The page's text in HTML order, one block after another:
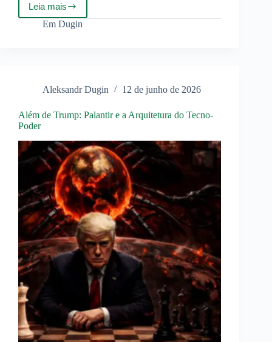
Leia mais
A
Questão
Em Dugin
Aleksandr Dugin 12 de junho de 2026
Além de Trump: Palantir e a Arquitetura do Tecno-
Poder